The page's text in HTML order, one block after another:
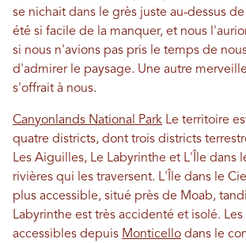
se nichait dans le grès juste au-dessus
été si facile de la manquer, et nous
si nous n'avions pas pris le temps de
d'admirer le paysage. Une autre
s'offrait à nous.
Canyonlands National Park Le territoire
quatre districts, dont trois districts
Les Aiguilles, Le Labyrinthe et L'Île dans
rivières qui les traversent. L'Île dans le
plus accessible, situé près de Moab,
Labyrinthe est très accidenté et isolé.
accessibles depuis Monticello dans le